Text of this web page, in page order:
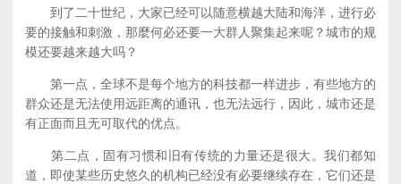
到了二十世纪，大家已经可以随意横越大陆和海洋，进行必
要的接触和刺激，那麼何必还要一大群人聚集起来呢？城市的规
模还要越来越大吗？
第一点，全球不是每个地方的科技都一样进步，有些地方的
群众还是无法使用远距离的通讯，也无法远行，因此，城市还是
有正面而且无可取代的优点。
第二点，固有习惯和旧有传统的力量还是很大。我们都知
道，即使某些历史悠久的机构已经没有必要继续存在，它们还是